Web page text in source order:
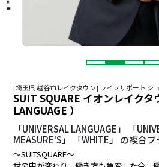
[埼玉県 越谷市レイクタウン] ライフサポート シ
SUIT SQUARE イオンレイクタ
LANGUAGE ）
「UNIVERSAL LANGUAGE」 「
MEASURE'S」 「WHITE」 の複合ブ
～SUITSQUARE～